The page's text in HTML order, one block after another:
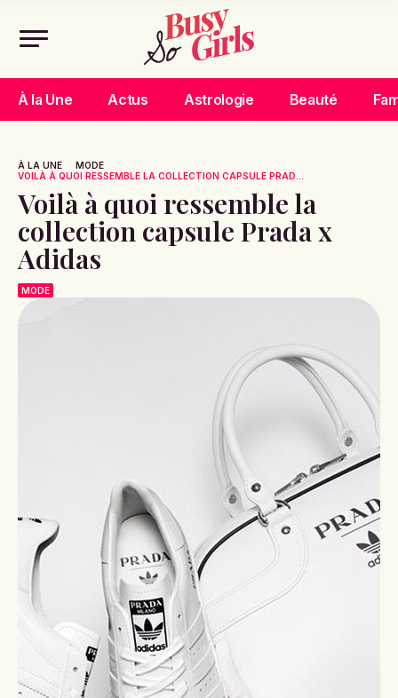
À la Une Actus Astrologie Beauté
À LA UNE
MODE
VOILÀ À QUOI RESSEMBLE LA COLLECTION CAPSULE PRAD...
Voilà à quoi ressemble la
collection capsule Prada x
Adidas
MODE